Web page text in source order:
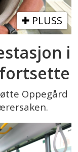
PLUSS
i
Oppegård